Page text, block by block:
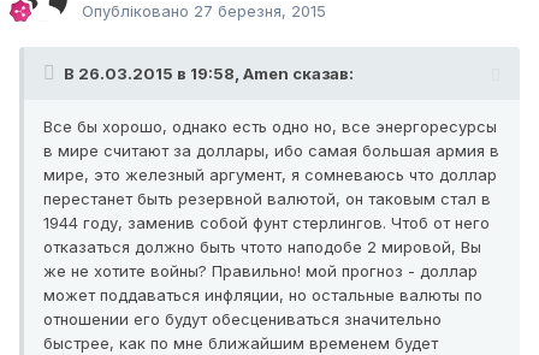
Опубліковано 27 березня, 2015
В 26.03.2015 в 19:58, Amen сказав:
Все бы хорошо, однако есть одно но, все энергоресурсы
в мире считают за доллары, ибо самая большая армия в
мире, это железный аргумент, я сомневаюсь что доллар
перестанет быть резервной валютой, он таковым стал в
1944 году, заменив собой фунт стерлингов. Чтоб от него
отказаться должно быть чтото наподобе 2 мировой, Вы
же не хотите войны? Правильно! мой прогноз - доллар
может поддаваться инфляции, но остальные валюты по
отношении его будут обесцениваться значительно
быстрее, как по мне ближайшим временем будет